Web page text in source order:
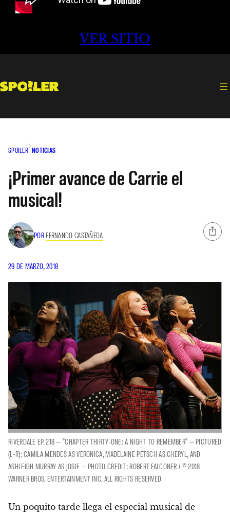
VER SITIO
SPOILER NOTICIAS
¡Primer avance de Carrie el
musical!
POR FERNANDO CASTAÑEDA
29 DE MARZO, 2018
RIVERDALE EP. 218 — "CHAPTER THIRTY-ONE: A NIGHT TO REMEMBER" — PICTURED
(L-R): CAMILA MENDES AS VERONICA, MADELAINE PETSCH AS CHERYL, AND
ASHLEIGH MURRAY AS JOSIE — PHOTO CREDIT: ROBERT FALCONER / © 2018
WARNER BROS. ENTERTAINMENT INC. ALL RIGHTS RESERVED
Un poquito tarde llega el especial musical de